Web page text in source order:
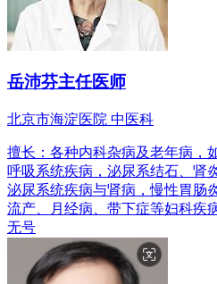
岳沛芬主任医师
北京市海淀医院 中医科
擅长：各种内科杂病及老年病，
呼吸系统疾病，泌尿系结石、肾
泌尿系统疾病与肾病，慢性胃肠
流产、月经病、带下症等妇科疾病
无号